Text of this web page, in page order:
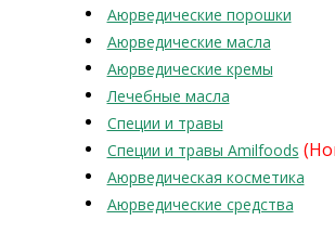
Аюрведические порошки
Аюрведические масла
Аюрведические кремы
Лечебные масла
Специи и травы
Специи и травы Amilfoods
Аюрведическая косметика
Аюрведические средства